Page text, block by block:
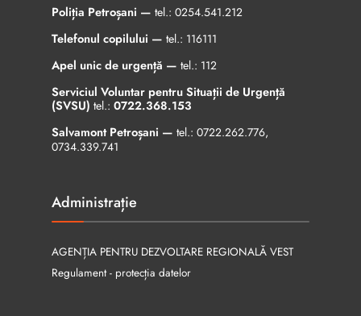
Poliția Petroșani — tel.: 0254.541.212
Telefonul copilului — tel.: 116111
Apel unic de urgență — tel.: 112
Serviciul Voluntar pentru Situații de Urgență
(SVSU) tel.: 0722.368.153
Salvamont Petroșani — tel.: 0722.262.776,
0734.339.741
Administrație
AGENȚIA PENTRU DEZVOLTARE REGIONALĂ VEST
Regulament - protecția datelor